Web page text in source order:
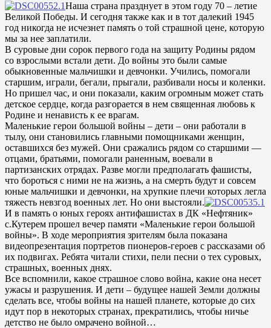
Наша страна празднует в этом году 70 – летие
Великой Победы. И сегодня также как и в тот далекий 1945
год никогда не исчезнет память о той страшной цене, которую
мы за нее заплатили.
В суровые дни сорок первого года на защиту Родины рядом
со взрослыми встали дети. До войны это были самые
обыкновенные мальчишки и девчонки. Учились, помогали
старшим, играли, бегали, прыгали, разбивали носы и коленки.
Но пришел час, и они показали, каким огромным может стать
детское сердце, когда разгорается в нем священная любовь к
Родине и ненависть к ее врагам.
Маленькие герои большой войны – дети – они работали в
тылу, они становились главными помощниками женщин,
оставшихся без мужей. Они сражались рядом со старшими —
отцами, братьями, помогали раненным, воевали в
партизанских отрядах. Разве могли предполагать фашисты,
что бороться с ними не на жизнь, а на смерть будут и совсем
юные мальчишки и девчонки, на хрупкие плечи которых легла
тяжесть невзгод военных лет. Но они выстояли.
И в память о юных героях антифашистах в ДК «Нефтяник»
с.Кутерем прошел вечер памяти «Маленькие герои большой
войны». В ходе мероприятия зрителям была показана
видеопрезентация портретов пионеров-героев с рассказами об
их подвигах. Ребята читали стихи, пели песни о тех суровых,
страшных, военных днях.
Все вспомнили, какое страшное слово война, какие она несет
ужасы и разрушения. И дети – будущее нашей Земли должны
сделать все, чтобы войны на нашей планете, которые до сих
идут пор в некоторых странах, прекратились, чтобы ничье
детство не было омрачено войной…